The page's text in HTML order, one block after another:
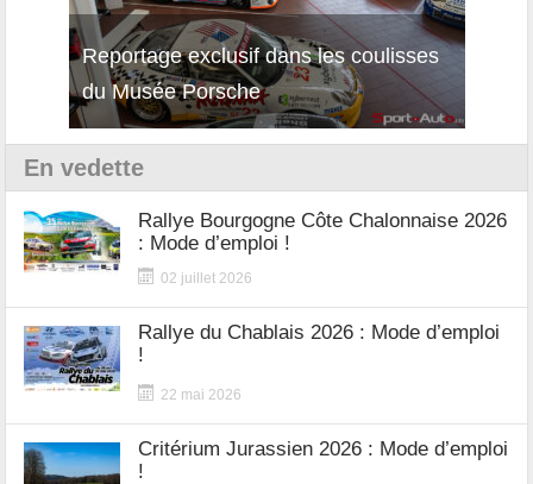
Reportage exclusif dans les coulisses
du Musée Porsche
En vedette
Rallye Bourgogne Côte Chalonnaise 2026
: Mode d’emploi !
02 juillet 2026
Rallye du Chablais 2026 : Mode d’emploi
!
22 mai 2026
Critérium Jurassien 2026 : Mode d’emploi
!